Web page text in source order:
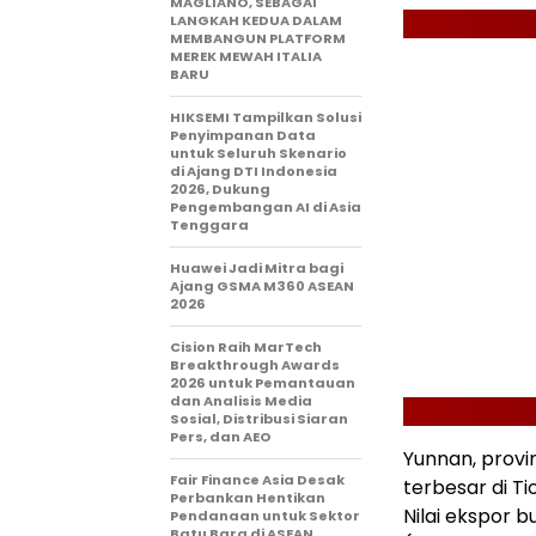
Yunnan,
terbesar di
Nilai ekspor
LANGKAH KEDUA DALAM
MEMBANGUN PLATFORM
MEREK MEWAH ITALIA
BARU
HIKSEMI Tampilkan Solusi
Penyimpanan Data
untuk Seluruh Skenario
di Ajang DTI Indonesia
2026, Dukung
Pengembangan AI di Asia
Tenggara
Huawei Jadi Mitra bagi
Ajang GSMA M360 ASEAN
2026
Cision Raih MarTech
Breakthrough Awards
2026 untuk Pemantauan
dan Analisis Media
Sosial, Distribusi Siaran
Pers, dan AEO
Fair Finance Asia Desak
Perbankan Hentikan
Pendanaan untuk Sektor